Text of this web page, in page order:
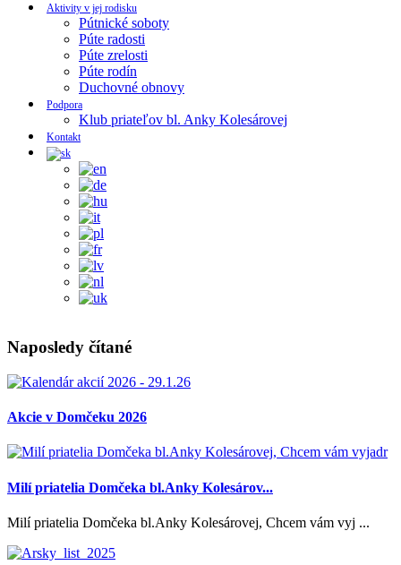
Aktivity v jej rodisku
Pútnické soboty
Púte radosti
Púte zrelosti
Púte rodín
Duchovné obnovy
Podpora
Klub priateľov bl. Anky Kolesárovej
Kontakt
Naposledy čítané
Akcie v Domčeku 2026
Milí priatelia Domčeka bl.Anky Kolesárov...
Milí priatelia Domčeka bl.Anky Kolesárovej, Chcem vám vyj ...